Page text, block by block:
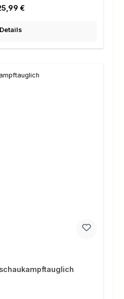
Preis:
€
Details